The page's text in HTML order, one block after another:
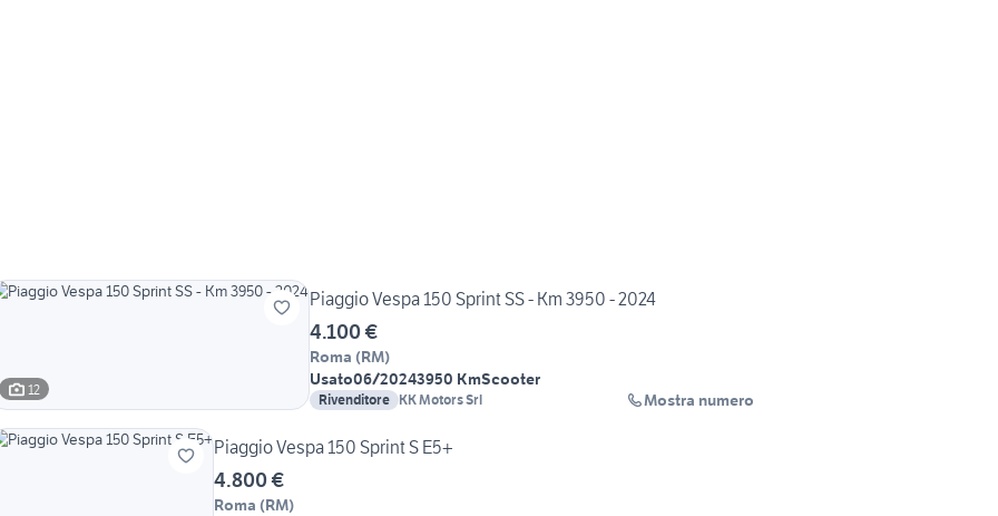
12
Piaggio Vespa 150 Sprint SS - Km 3950 - 2024
4.100 €
Roma (RM)
Usato06/20243950 KmScooter
Rivenditore KK Motors Srl Mostra numero
Piaggio Vespa 150 Sprint S E5+
4.800 €
Roma (RM)